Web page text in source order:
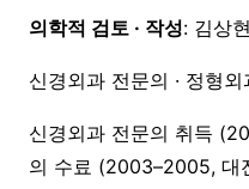
의학적 검토 · 작성: 김상
신경외과 전문의 · 정형
신경외과 전문의 취득
의 수료 (2003–2005, 대